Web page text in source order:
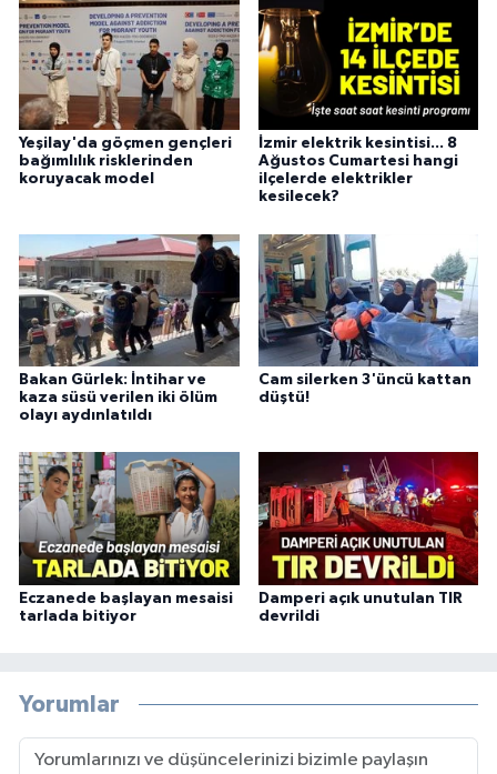
Yeşilay'da göçmen gençleri
bağımlılık risklerinden
koruyacak model
İzmir elektrik kesintisi... 8
Ağustos Cumartesi hangi
ilçelerde elektrikler
kesilecek?
Bakan Gürlek: İntihar ve
kaza süsü verilen iki ölüm
olayı aydınlatıldı
Cam silerken 3'üncü kattan
düştü!
Eczanede başlayan mesaisi
tarlada bitiyor
Damperi açık unutulan TIR
devrildi
Yorumlar